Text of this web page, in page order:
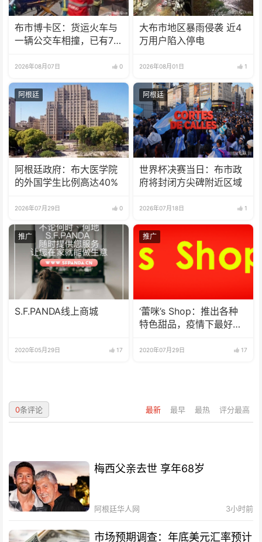
布市博卡区：货运火车与
一辆公交车相撞，已有7
2026年08月07日 0
大布市地区暴雨侵袭 近4
万用户陷入停电
2026年08月01日 1
阿根廷
阿根廷政府：布大医学院
的外国学生比例高达40%
2026年07月29日 0
阿根廷
世界杯决赛当日：布市政
府将封闭方尖碑附近区域
2026年07月18日 1
推广
S.F.PANDA线上商城
2020年05月29日 17
推广
‘蕾咪’s Shop：推出各种
特色甜品，疫情下最好的
2020年07月29日 17
最新 最早 最热 评分最高
0条评论
梅西父亲去世 享年68岁
阿根廷华人网 3小时前
市场预期调查：年底美元汇率预计